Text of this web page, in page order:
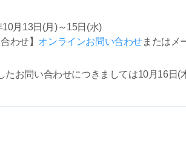
10月13日(月)～15日(水)
わせ】 オンラインお問い合わせまたはメ
たお問い合わせにつきましては10月16日(